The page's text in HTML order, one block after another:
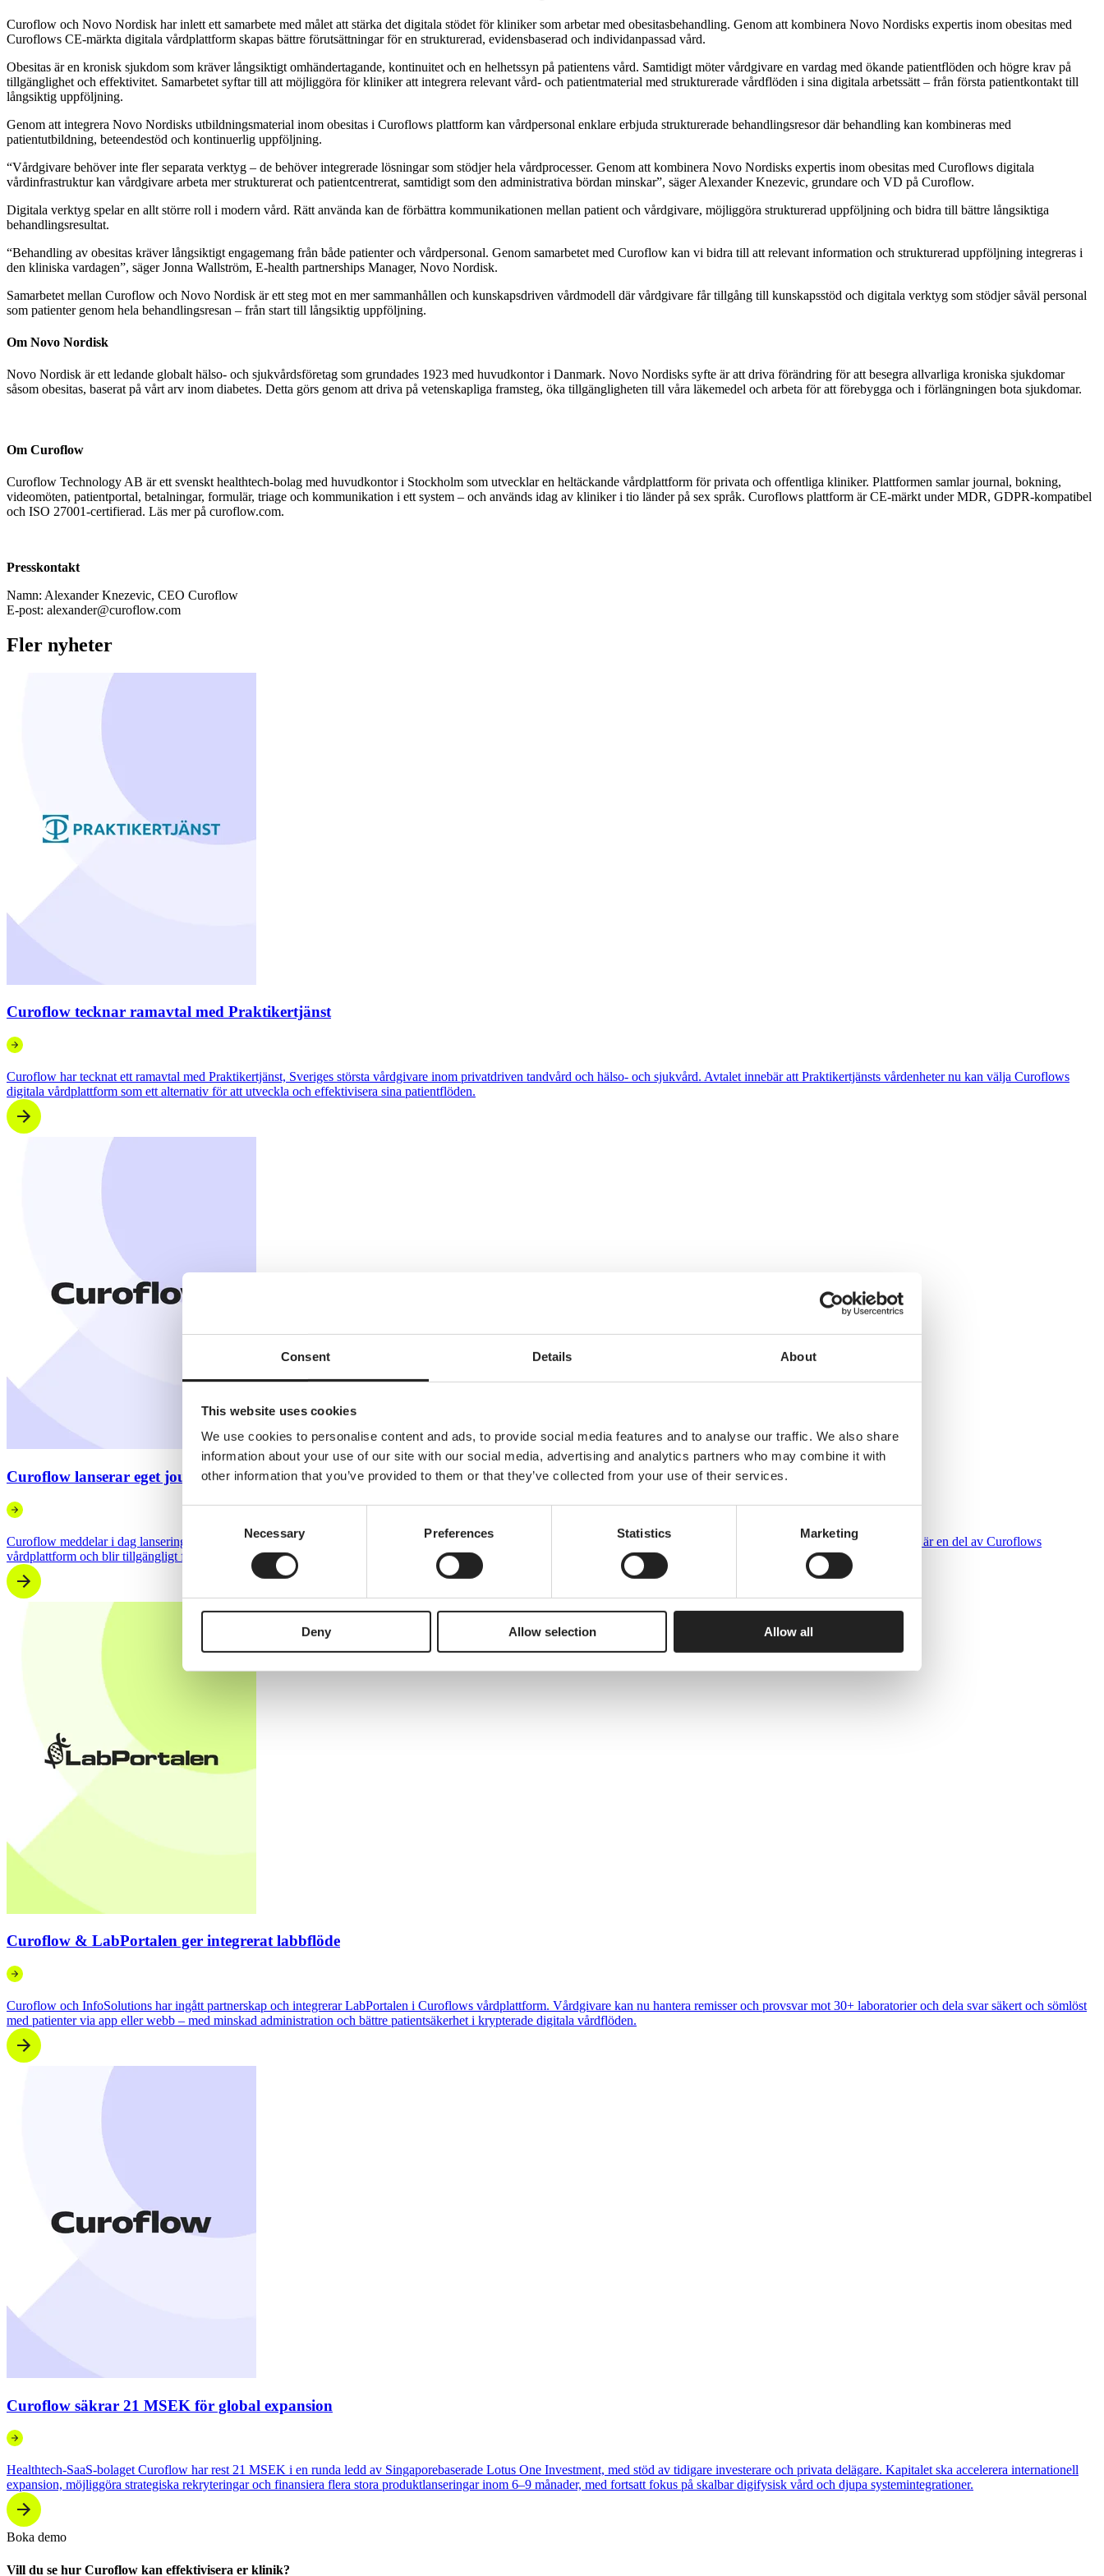
Consent Details About
This website uses cookies
We use cookies to personalise content and ads, to provide social media features and to analyse our traffic. We also share
information about your use of our site with our social media, advertising and analytics partners who may combine it with
other information that you’ve provided to them or that they’ve collected from your use of their services.
Necessary Preferences Statistics Marketing
Deny Allow selection Allow all
Curoflow och Novo Nordisk har inlett ett samarbete med målet att stärka det digitala stödet för kliniker som arbetar med obesitasbehandling. Genom att kombinera Novo Nordisks expertis inom obesitas med
Curoflows CE‑märkta digitala vårdplattform skapas bättre förutsättningar för en strukturerad, evidensbaserad och individanpassad vård.
Obesitas är en kronisk sjukdom som kräver långsiktigt omhändertagande, kontinuitet och en helhetssyn på patientens vård. Samtidigt möter vårdgivare en vardag med ökande patientflöden och högre krav på
tillgänglighet och effektivitet. Samarbetet syftar till att möjliggöra för kliniker att integrera relevant vård- och patientmaterial med strukturerade vårdflöden i sina digitala arbetssätt – från första patientkontakt till
långsiktig uppföljning.
Genom att integrera Novo Nordisks utbildningsmaterial inom obesitas i Curoflows plattform kan vårdpersonal enklare erbjuda strukturerade behandlingsresor där behandling kan kombineras med
patientutbildning, beteendestöd och kontinuerlig uppföljning.
“Vårdgivare behöver inte fler separata verktyg – de behöver integrerade lösningar som stödjer hela vårdprocesser. Genom att kombinera Novo Nordisks expertis inom obesitas med Curoflows digitala
vårdinfrastruktur kan vårdgivare arbeta mer strukturerat och patientcentrerat, samtidigt som den administrativa bördan minskar”, säger Alexander Knezevic, grundare och VD på Curoflow.
Digitala verktyg spelar en allt större roll i modern vård. Rätt använda kan de förbättra kommunikationen mellan patient och vårdgivare, möjliggöra strukturerad uppföljning och bidra till bättre långsiktiga
behandlingsresultat.
“Behandling av obesitas kräver långsiktigt engagemang från både patienter och vårdpersonal. Genom samarbetet med Curoflow kan vi bidra till att relevant information och strukturerad uppföljning integreras i
den kliniska vardagen”, säger Jonna Wallström, E-health partnerships Manager, Novo Nordisk.
Samarbetet mellan Curoflow och Novo Nordisk är ett steg mot en mer sammanhållen och kunskapsdriven vårdmodell där vårdgivare får tillgång till kunskapsstöd och digitala verktyg som stödjer såväl personal
som patienter genom hela behandlingsresan – från start till långsiktig uppföljning.
Om Novo Nordisk
Novo Nordisk är ett ledande globalt hälso- och sjukvårdsföretag som grundades 1923 med huvudkontor i Danmark. Novo Nordisks syfte är att driva förändring för att besegra allvarliga kroniska sjukdomar
såsom obesitas, baserat på vårt arv inom diabetes. Detta görs genom att driva på vetenskapliga framsteg, öka tillgängligheten till våra läkemedel och arbeta för att förebygga och i förlängningen bota sjukdomar.
Om Curoflow
Curoflow Technology AB är ett svenskt healthtech-bolag med huvudkontor i Stockholm som utvecklar en heltäckande vårdplattform för privata och offentliga kliniker. Plattformen samlar journal, bokning,
videomöten, patientportal, betalningar, formulär, triage och kommunikation i ett system – och används idag av kliniker i tio länder på sex språk. Curoflows plattform är CE-märkt under MDR, GDPR-kompatibel
och ISO 27001-certifierad. Läs mer på curoflow.com.
Presskontakt
Namn: Alexander Knezevic, CEO Curoflow
E-post: alexander@curoflow.com
Fler nyheter
Curoflow tecknar ramavtal med Praktikertjänst
Curoflow har tecknat ett ramavtal med Praktikertjänst, Sveriges största vårdgivare inom privatdriven tandvård och hälso- och sjukvård. Avtalet innebär att Praktikertjänsts vårdenheter nu kan välja Curoflows
digitala vårdplattform som ett alternativ för att utveckla och effektivisera sina patientflöden.
Curoflow lanserar eget journalsystem
Curoflow meddelar i dag lanseringen av sitt nya journalsystem, utvecklat för att stödja vårdgivare i en mer sammanhållen, tillgänglig och digitalt integrerad vård. Journalsystemet är en del av Curoflows
vårdplattform och blir tillgängligt från och med den 23 februari 2026.
Curoflow & LabPortalen ger integrerat labbflöde
Curoflow och InfoSolutions har ingått partnerskap och integrerar LabPortalen i Curoflows vårdplattform. Vårdgivare kan nu hantera remisser och provsvar mot 30+ laboratorier och dela svar säkert och sömlöst
med patienter via app eller webb – med minskad administration och bättre patientsäkerhet i krypterade digitala vårdflöden.
Curoflow säkrar 21 MSEK för global expansion
Healthtech-SaaS-bolaget Curoflow har rest 21 MSEK i en runda ledd av Singaporebaserade Lotus One Investment, med stöd av tidigare investerare och privata delägare. Kapitalet ska accelerera internationell
expansion, möjliggöra strategiska rekryteringar och finansiera flera stora produktlanseringar inom 6–9 månader, med fortsatt fokus på skalbar digifysisk vård och djupa systemintegrationer.
Boka demo
Vill du se hur Curoflow kan effektivisera er klinik?